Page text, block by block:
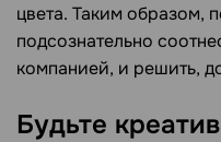
цвета. Таким образом,
подсознательно
компанией, и решить,
Будьте